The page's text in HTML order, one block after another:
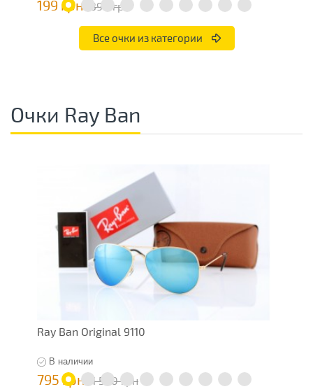
199 грн 398 грн
Все очки из категории
Очки Ray Ban
Ray Ban Original 9110
В наличии
795 грн 1 590 грн